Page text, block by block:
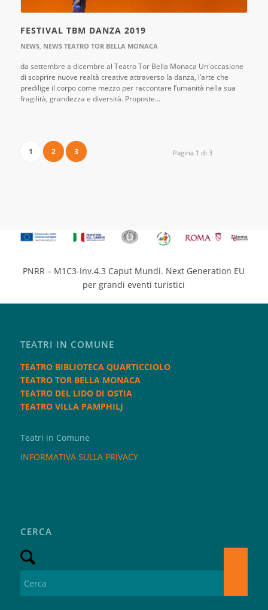
FESTIVAL TBM DANZA 2019
NEWS, NEWS TEATRO TOR BELLA MONACA
da settembre a dicembre al Teatro Tor Bella Monaca Un'occasione
di scoprire nuove realtà creative attraverso la danza, l’arte che
predilige il corpo come mezzo per raccontare l’umanità nella sua
fragilità, grandezza e diversità. Proposte…
Pagina 1 di 3
1 2 3
PNRR – M1C3-Inv.4.3 Caput Mundi. Next Generation EU
per grandi eventi turistici
TEATRI IN COMUNE
TEATRO BIBLIOTECA QUARTICCIOLO
TEATRO TOR BELLA MONACA
TEATRO DEL LIDO DI OSTIA
TEATRO VILLA PAMPHILJ
Teatri in Comune
INFORMATIVA SULLA PRIVACY
CERCA